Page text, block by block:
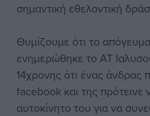
σημαντική εθελοντική
Θυμίζουμε ότι το
ενημερώθηκε το ΑΤ
14χρονης ότι ένας άνδρας
facebook και της
αυτοκίνητο του για να